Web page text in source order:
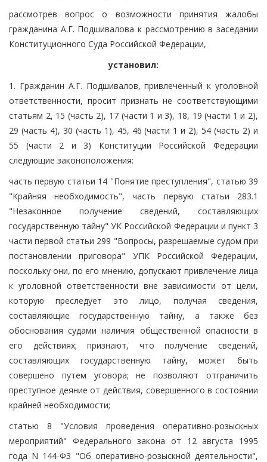
рассмотрев вопрос о возможности принятия жалобы
гражданина А.Г. Подшивалова к рассмотрению в заседании
Конституционного Суда Российской Федерации,
установил:
1. Гражданин А.Г. Подшивалов, привлеченный к уголовной
ответственности, просит признать не соответствующими
статьям 2, 15 (часть 2), 17 (части 1 и 3), 18, 19 (части 1 и 2),
29 (часть 4), 30 (часть 1), 45, 46 (части 1 и 2), 54 (часть 2) и
55 (части 2 и 3) Конституции Российской Федерации
следующие законоположения:
часть первую статьи 14 "Понятие преступления", статью 39
"Крайняя необходимость", часть первую статьи 283.1
"Незаконное получение сведений, составляющих
государственную тайну" УК Российской Федерации и пункт 3
части первой статьи 299 "Вопросы, разрешаемые судом при
постановлении приговора" УПК Российской Федерации,
поскольку они, по его мнению, допускают привлечение лица
к уголовной ответственности вне зависимости от цели,
которую преследует это лицо, получая сведения,
составляющие государственную тайну, а также без
обоснования судами наличия общественной опасности в
его действиях; признают, что получение сведений,
составляющих государственную тайну, может быть
совершено путем уговора; не позволяют отграничить
преступное деяние от действия, совершенного в состоянии
крайней необходимости;
статью 8 "Условия проведения оперативно-розыскных
мероприятий" Федерального закона от 12 августа 1995
года N 144-ФЗ "Об оперативно-розыскной деятельности",